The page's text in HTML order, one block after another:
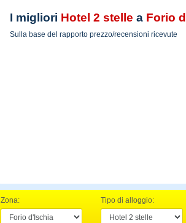
I migliori Hotel 2 stelle a Forio
Sulla base del rapporto prezzo/recensioni ricevute
Zona: Tipo di alloggio: